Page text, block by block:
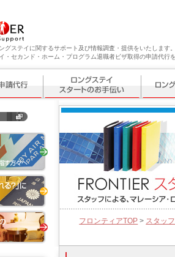
グステイに関するサポート及び情報調査・提供をいたします
・セカンド・ホーム・プログラム退職者ビザ取得の申請代行
フロンティアTOP > スタッ